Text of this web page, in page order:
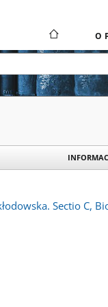
O
Sectio C,